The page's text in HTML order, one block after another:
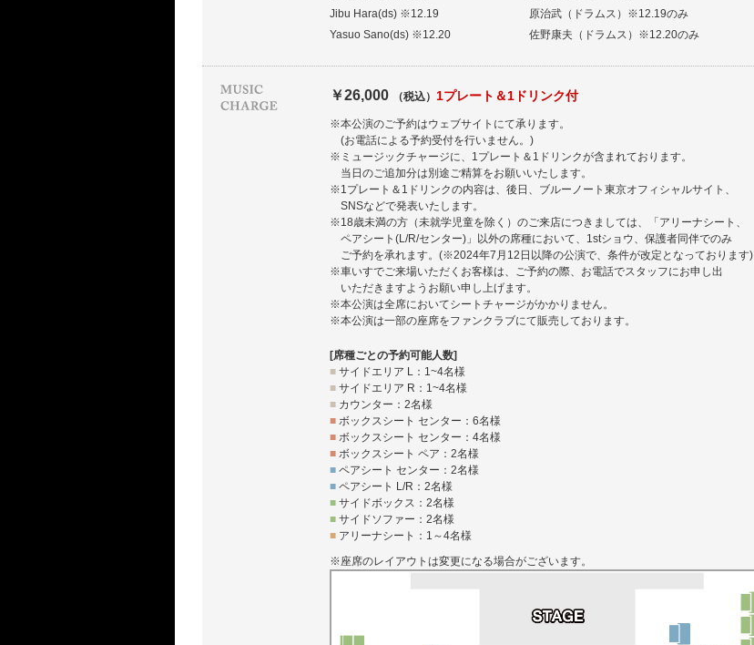
Jibu Hara(ds) ※12.19
原治武（ドラムス）※12.19のみ
Yasuo Sano(ds) ※12.20
佐野康夫（ドラムス）※12.20のみ
￥26,000 （税込） 1プレート＆1ドリンク付
※本公演のご予約はウェブサイトにて承ります。
(お電話による予約受付を行いません。)
※ミュージックチャージに、1プレート＆1ドリンクが含まれております。
当日のご追加分は別途ご精算をお願いいたします。
※1プレート＆1ドリンクの内容は、後日、ブルーノート東京オフィシャルサイト、
SNSなどで発表いたします。
※18歳未満の方（未就学児童を除く）のご来店につきましては、「アリーナシート、
ペアシート(L/R/センター)」以外の席種において、1stショウ、保護者同伴でのみ
ご予約を承れます。(※2024年7月12日以降の公演で、条件が改定となっております)
※車いすでご来場いただくお客様は、ご予約の際、お電話でスタッフにお申し出
いただきますようお願い申し上げます。
※本公演は全席においてシートチャージがかかりません。
※本公演は一部の座席をファンクラブにて販売しております。
[席種ごとの予約可能人数]
■ サイドエリア L：1~4名様
■ サイドエリア R：1~4名様
■ カウンター：2名様
■ ボックスシート センター：6名様
■ ボックスシート センター：4名様
■ ボックスシート ペア：2名様
■ ペアシート センター：2名様
■ ペアシート L/R：2名様
■ サイドボックス：2名様
■ サイドソファー：2名様
■ アリーナシート：1～4名様
※座席のレイアウトは変更になる場合がございます。